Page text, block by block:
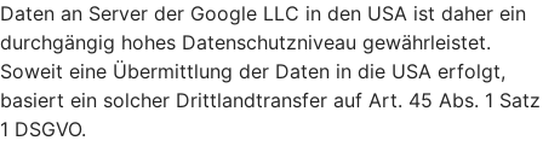
Daten an Server der Google LLC in den USA ist daher ein
durchgängig hohes Datenschutzniveau gewährleistet.
Soweit eine Übermittlung der Daten in die USA erfolgt,
basiert ein solcher Drittlandtransfer auf Art. 45 Abs. 1 Satz
1 DSGVO.